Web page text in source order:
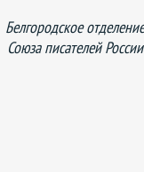
Белгородское отделение
Союза писателей России